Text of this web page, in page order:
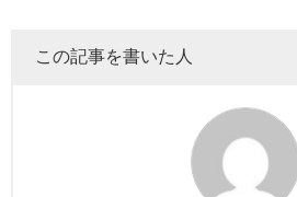
この記事を書いた人